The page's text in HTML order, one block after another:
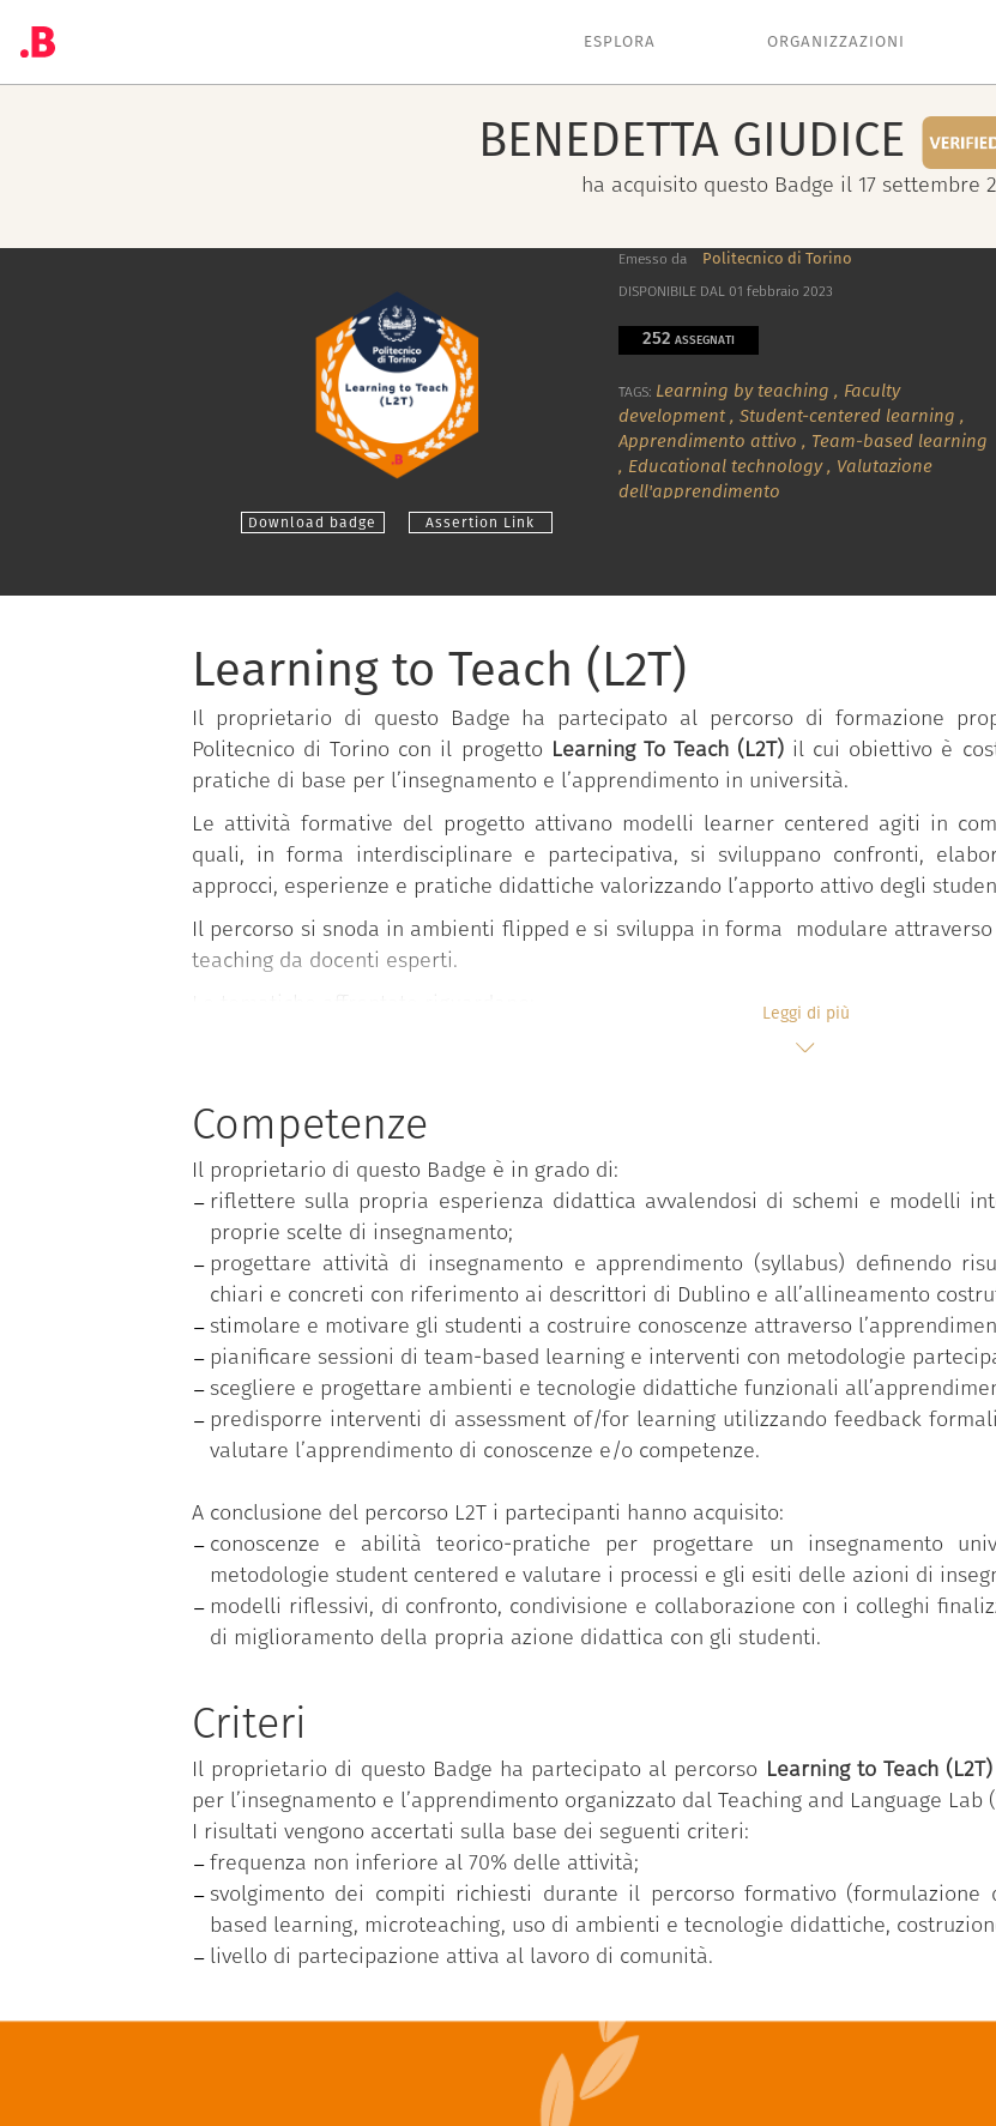
ESPLORA ORGANIZZAZIONI
BENEDETTA GIUDICE
ha acquisito questo Badge il 17 settembre
Download badge Assertion Link
Emesso da Politecnico di Torino
DISPONIBILE DAL 01 febbraio 2023
252 ASSEGNATI
TAGS: Learning by teaching , Faculty
development ,Student-centered learning ,
Apprendimento attivo , Team-based learning
, Educational technology, Valutazione
dell'apprendimento
Learning to Teach (L2T)
Il proprietario di questo Badge ha partecipato al percorso di formazione
Politecnico di Torino con il progetto Learning To Teach (L2T) il cui obiettivo è
pratiche di base per l’insegnamento e l’apprendimento in università.
Le attività formative del progetto attivano modelli learner centered agiti in
quali, in forma interdisciplinare e partecipativa, si sviluppano confronti,
approcci, esperienze e pratiche didattiche valorizzando l’apporto attivo degli
Il percorso si snoda in ambienti flipped e si sviluppa in forma modulare
teaching da docenti esperti.
Metodologie e approcci di active learning;
Team based learning;
Micro-teaching e feedback tra pari;
Tecnologie e ambienti per la didattica;
Valutazione didattica;
Assessment of/for learning;
Prove oggettive e rubriche di valutazione.
Leggi di più
Competenze
Il proprietario di questo Badge è in grado di:
riflettere sulla propria esperienza didattica avvalendosi di schemi e modelli
proprie scelte di insegnamento;
progettare attività di insegnamento e apprendimento (syllabus) definendo
chiari e concreti con riferimento ai descrittori di Dublino e all’allineamento
stimolare e motivare gli studenti a costruire conoscenze attraverso
pianificare sessioni di team-based learning e interventi con metodologie
scegliere e progettare ambienti e tecnologie didattiche funzionali
predisporre interventi di assessment of/for learning utilizzando feedback
valutare l’apprendimento di conoscenze e/o competenze.
A conclusione del percorso L2T i partecipanti hanno acquisito:
conoscenze e abilità teorico-pratiche per progettare un insegnamento
metodologie student centered e valutare i processi e gli esiti delle azioni di
modelli riflessivi, di confronto, condivisione e collaborazione con i colleghi
di miglioramento della propria azione didattica con gli studenti.
Criteri
Il proprietario di questo Badge ha partecipato al percorso Learning to Teach (L2T)
per l’insegnamento e l’apprendimento organizzato dal Teaching and Language
I risultati vengono accertati sulla base dei seguenti criteri:
frequenza non inferiore al 70% delle attività;
svolgimento dei compiti richiesti durante il percorso formativo (formulazione
based learning, microteaching, uso di ambienti e tecnologie didattiche,
livello di partecipazione attiva al lavoro di comunità.